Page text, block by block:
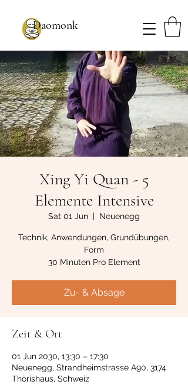
Daomonk
Xing Yi Quan - 5
Elemente Intensive
Sat 01 Jun
  |
Neuenegg
Technik, Anwendungen, Grundübungen,
Form
30 Minuten Pro Element
Zu- & Absage
Zeit & Ort
01 Jun 2030, 13:30 – 17:30
Neuenegg, Strandheimstrasse A90, 3174
Thörishaus, Schweiz